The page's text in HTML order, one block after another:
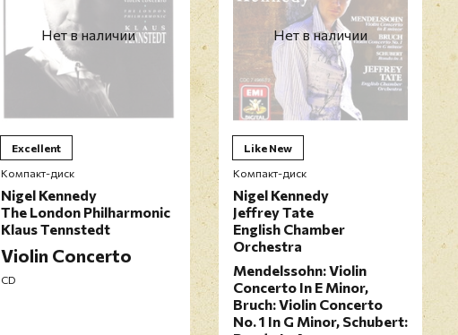
Нет в наличии
Excellent
Компакт-диск
Nigel Kennedy
The London Philharmonic
Klaus Tennstedt
Violin Concerto
CD
Нет в наличии
Like New
Компакт-диск
Nigel Kennedy
Jeffrey Tate
English Chamber
Orchestra
Mendelssohn: Violin
Concerto In E Minor,
Bruch: Violin Concerto
No. 1 In G Minor, Schubert: